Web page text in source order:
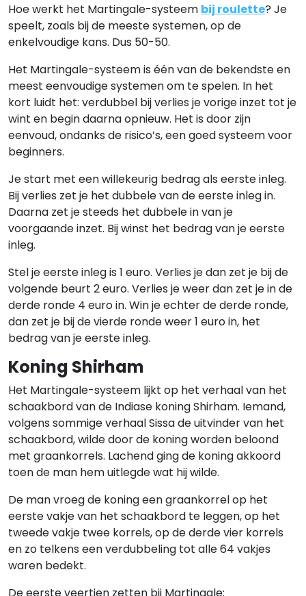
Hoe werkt het Martingale-systeem bij roulette? Je
speelt, zoals bij de meeste systemen, op de
enkelvoudige kans. Dus 50-50.
Het Martingale-systeem is één van de bekendste en
meest eenvoudige systemen om te spelen. In het
kort luidt het: verdubbel bij verlies je vorige inzet tot je
wint en begin daarna opnieuw. Het is door zijn
eenvoud, ondanks de risico’s, een goed systeem voor
beginners.
Je start met een willekeurig bedrag als eerste inleg.
Bij verlies zet je het dubbele van de eerste inleg in.
Daarna zet je steeds het dubbele in van je
voorgaande inzet. Bij winst het bedrag van je eerste
inleg.
Stel je eerste inleg is 1 euro. Verlies je dan zet je bij de
volgende beurt 2 euro. Verlies je weer dan zet je in de
derde ronde 4 euro in. Win je echter de derde ronde,
dan zet je bij de vierde ronde weer 1 euro in, het
bedrag van je eerste inleg.
Koning Shirham
Het Martingale-systeem lijkt op het verhaal van het
schaakbord van de Indiase koning Shirham. Iemand,
volgens sommige verhaal Sissa de uitvinder van het
schaakbord, wilde door de koning worden beloond
met graankorrels. Lachend ging de koning akkoord
toen de man hem uitlegde wat hij wilde.
De man vroeg de koning een graankorrel op het
eerste vakje van het schaakbord te leggen, op het
tweede vakje twee korrels, op de derde vier korrels
en zo telkens een verdubbeling tot alle 64 vakjes
waren bedekt.